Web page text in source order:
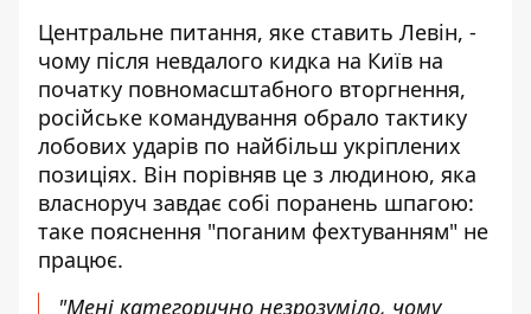
Центральне питання, яке ставить Левін, -
чому після невдалого кидка на Київ на
початку повномасштабного вторгнення,
російське командування обрало тактику
лобових ударів по найбільш укріплених
позиціях. Він порівняв це з людиною, яка
власноруч завдає собі поранень шпагою:
таке пояснення "поганим фехтуванням" не
працює.
"Мені категорично незрозуміло, чому